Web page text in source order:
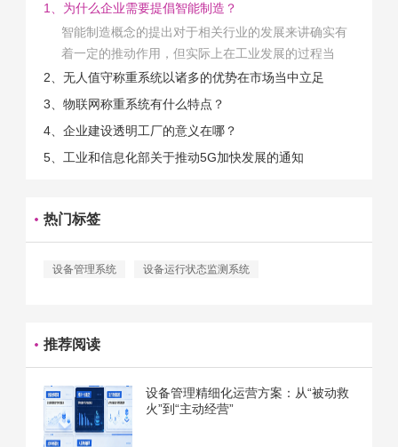
1、为什么企业需要提倡智能制造？
智能制造概念的提出对于相关行业的发展来讲确实有
着一定的推动作用，但实际上在工业发展的过程当
中，能够推动相关产业发展的具体结束是非常的多
的。那么为什么企业一定需要...
2、无人值守称重系统以诸多的优势在市场当中立足
3、物联网称重系统有什么特点？
4、企业建设透明工厂的意义在哪？
5、工业和信息化部关于推动5G加快发展的通知
热门标签
设备管理系统 设备运行状态监测系统
推荐阅读
设备管理精细化运营方案：从“被动救
火”到“主动经营”